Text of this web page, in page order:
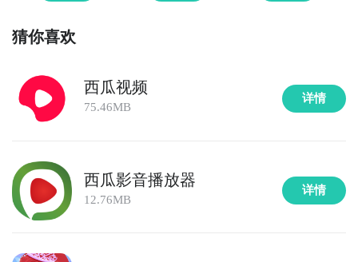
猜你喜欢
西瓜视频
75.46MB
详情
西瓜影音播放器
12.76MB
详情